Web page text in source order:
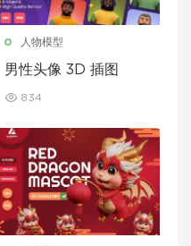
人物模型
男性头像 3D 插图
834